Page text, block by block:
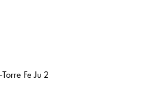
Fe Ju 2